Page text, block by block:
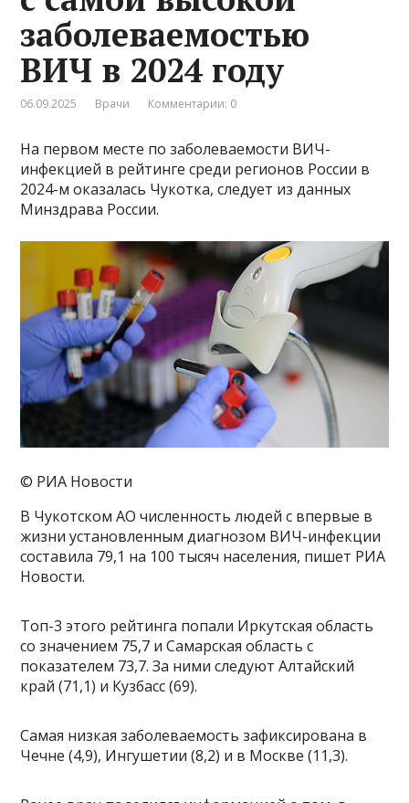
заболеваемостью
ВИЧ в 2024 году
06.09.2025 Врачи Комментарии: 0
На первом месте по заболеваемости ВИЧ-
инфекцией в рейтинге среди регионов России в
2024-м оказалась Чукотка, следует из данных
Минздрава России.
© РИА Новости
В Чукотском АО численность людей с впервые в
жизни установленным диагнозом ВИЧ-инфекции
составила 79,1 на 100 тысяч населения, пишет РИА
Новости.
Топ-3 этого рейтинга попали Иркутская область
со значением 75,7 и Самарская область с
показателем 73,7. За ними следуют Алтайский
край (71,1) и Кузбасс (69).
Самая низкая заболеваемость зафиксирована в
Чечне (4,9), Ингушетии (8,2) и в Москве (11,3).